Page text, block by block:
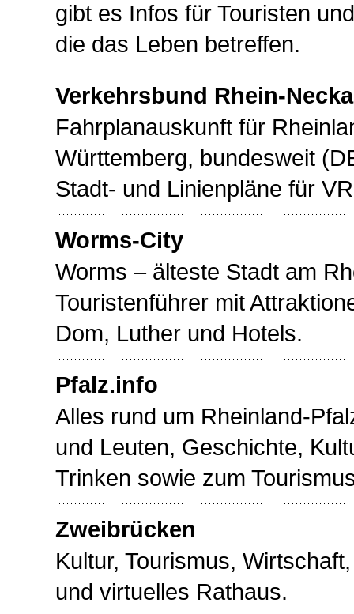
gibt es Infos für Touristen
die das Leben betreffen.
Verkehrsbund Rhein-
Fahrplanauskunft für
Württemberg, bundesweit
Stadt- und Linienpläne für
Worms-City
Worms – älteste Stadt am
Touristenführer mit
Dom, Luther und Hotels.
Pfalz.info
Alles rund um Rheinland-
und Leuten, Geschichte,
Trinken sowie zum
Zweibrücken
Kultur, Tourismus,
und virtuelles Rathaus.